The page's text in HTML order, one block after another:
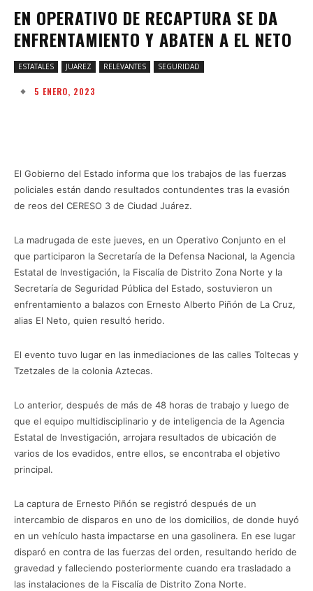
EN OPERATIVO DE RECAPTURA SE DA
ENFRENTAMIENTO Y ABATEN A EL NETO
ESTATALES JUAREZ RELEVANTES SEGURIDAD
5 ENERO, 2023
El Gobierno del Estado informa que los trabajos de las fuerzas
policiales están dando resultados contundentes tras la evasión
de reos del CERESO 3 de Ciudad Juárez.
La madrugada de este jueves, en un Operativo Conjunto en el
que participaron la Secretaría de la Defensa Nacional, la Agencia
Estatal de Investigación, la Fiscalía de Distrito Zona Norte y la
Secretaría de Seguridad Pública del Estado, sostuvieron un
enfrentamiento a balazos con Ernesto Alberto Piñón de La Cruz,
alias El Neto, quien resultó herido.
El evento tuvo lugar en las inmediaciones de las calles Toltecas y
Tzetzales de la colonia Aztecas.
Lo anterior, después de más de 48 horas de trabajo y luego de
que el equipo multidisciplinario y de inteligencia de la Agencia
Estatal de Investigación, arrojara resultados de ubicación de
varios de los evadidos, entre ellos, se encontraba el objetivo
principal.
La captura de Ernesto Piñón se registró después de un
intercambio de disparos en uno de los domicilios, de donde huyó
en un vehículo hasta impactarse en una gasolinera. En ese lugar
disparó en contra de las fuerzas del orden, resultando herido de
gravedad y falleciendo posteriormente cuando era trasladado a
las instalaciones de la Fiscalía de Distrito Zona Norte.